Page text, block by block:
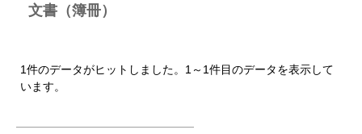
文書（簿冊）
1件のデータがヒットしました。1～1件目のデータを表示して
います。